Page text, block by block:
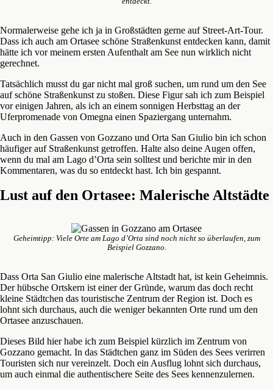
Normalerweise gehe ich ja in Großstädten gerne auf Street-Art-Tour.
Dass ich auch am Ortasee schöne Straßenkunst entdecken kann, damit
hätte ich vor meinem ersten Aufenthalt am See nun wirklich nicht
gerechnet.
Tatsächlich musst du gar nicht mal groß suchen, um rund um den See
auf schöne Straßenkunst zu stoßen. Diese Figur sah ich zum Beispiel
vor einigen Jahren, als ich an einem sonnigen Herbsttag an der
Uferpromenade von Omegna einen Spaziergang unternahm.
Auch in den Gassen von Gozzano und Orta San Giulio bin ich schon
häufiger auf Straßenkunst getroffen. Halte also deine Augen offen,
wenn du mal am Lago d’Orta sein solltest und berichte mir in den
Kommentaren, was du so entdeckt hast. Ich bin gespannt.
Lust auf den Ortasee: Malerische Altstädte
Geheimtipp: Viele Orte am Lago d’Orta sind noch nicht so überlaufen, zum
Beispiel Gozzano.
Dass Orta San Giulio eine malerische Altstadt hat, ist kein Geheimnis.
Der hübsche Ortskern ist einer der Gründe, warum das doch recht
kleine Städtchen das touristische Zentrum der Region ist. Doch es
lohnt sich durchaus, auch die weniger bekannten Orte rund um den
Ortasee anzuschauen.
Dieses Bild hier habe ich zum Beispiel kürzlich im Zentrum von
Gozzano gemacht. In das Städtchen ganz im Süden des Sees verirren
Touristen sich nur vereinzelt. Doch ein Ausflug lohnt sich durchaus,
um auch einmal die authentischere Seite des Sees kennenzulernen.